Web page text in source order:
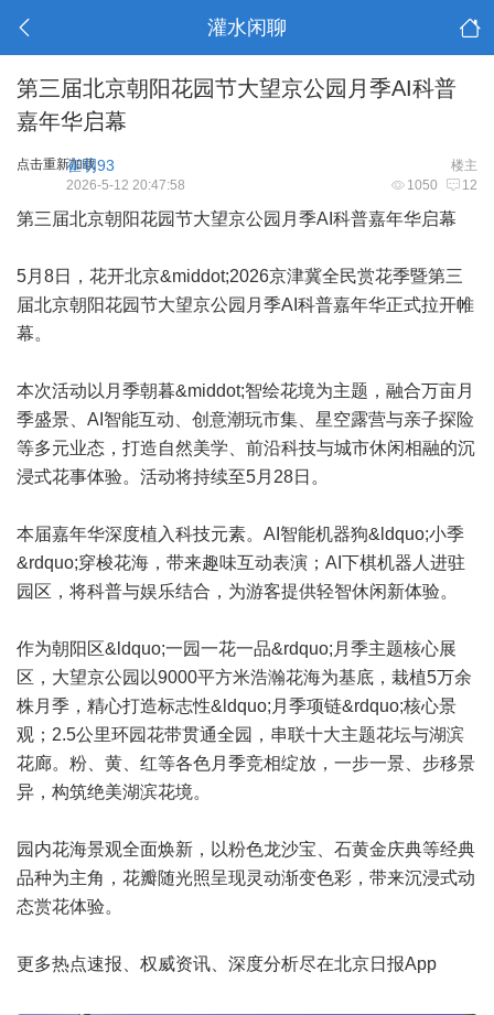
灌水闲聊
第三届北京朝阳花园节大望京公园月季AI科普
嘉年华启幕
点击重新加载 楼主
崔明93
1050 12
2026-5-12 20:47:58
第三届北京朝阳花园节大望京公园月季AI科普嘉年华启幕
5月8日，花开北京&middot;2026京津冀全民赏花季暨第三
届北京朝阳花园节大望京公园月季AI科普嘉年华正式拉开帷
幕。
本次活动以月季朝暮&middot;智绘花境为主题，融合万亩月
季盛景、AI智能互动、创意潮玩市集、星空露营与亲子探险
等多元业态，打造自然美学、前沿科技与城市休闲相融的沉
浸式花事体验。活动将持续至5月28日。
本届嘉年华深度植入科技元素。AI智能机器狗&ldquo;小季
&rdquo;穿梭花海，带来趣味互动表演；AI下棋机器人进驻
园区，将科普与娱乐结合，为游客提供轻智休闲新体验。
作为朝阳区&ldquo;一园一花一品&rdquo;月季主题核心展
区，大望京公园以9000平方米浩瀚花海为基底，栽植5万余
株月季，精心打造标志性&ldquo;月季项链&rdquo;核心景
观；2.5公里环园花带贯通全园，串联十大主题花坛与湖滨
花廊。粉、黄、红等各色月季竞相绽放，一步一景、步移景
异，构筑绝美湖滨花境。
园内花海景观全面焕新，以粉色龙沙宝、石黄金庆典等经典
品种为主角，花瓣随光照呈现灵动渐变色彩，带来沉浸式动
态赏花体验。
更多热点速报、权威资讯、深度分析尽在北京日报App